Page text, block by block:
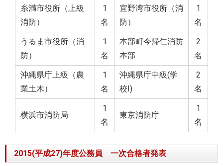
糸満市役所（上級
消防）
1
名
宜野湾市役所（消
防）
1
名
うるま市役所（消
防）
1
名
本部町今帰仁消防
本部
2
名
沖縄県庁上級（農
業土木）
1
名
沖縄県庁中級(学
校Ⅰ)
2
名
横浜市消防局
1
名
東京消防庁
1
名
2015(平成27)年度公務員 一次合格者発表